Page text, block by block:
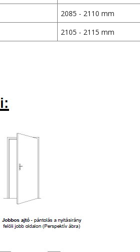
2085 - 2110 mm
2105 - 2115 mm